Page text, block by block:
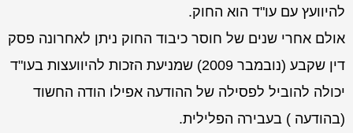
להיוועץ עם עו"ד הוא החוק.
אולם אחרי שנים של חוסר כיבוד החוק ניתן לאחרונה פסק
דין שקבע (נובמבר 2009) שמניעת הזכות להיוועצות בעו"ד
יכולה להוביל לפסילה של ההודעה אפילו הודה החשוד
(בהודעה ) בעבירה הפלילית.